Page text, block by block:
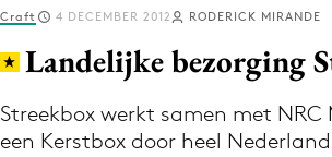
Log in
Download de app
Volg het laatste nieuws via
Craft 4 DECEMBER 2012 RODERICK MIRANDE
Landelijke bezorging
Streekbox werkt samen met
een Kerstbox door heel